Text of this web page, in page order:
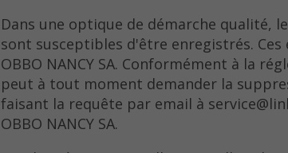
Dans une optique de démarche qualité,
sont susceptibles d'être enregistrés.
OBBO NANCY SA. Conformément à la
peut à tout moment demander la
faisant la requête par email à
OBBO NANCY SA.